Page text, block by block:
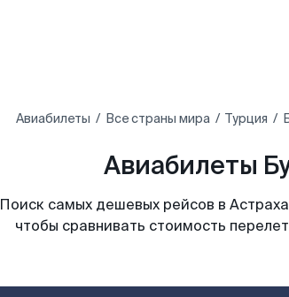
Авиабилеты Все страны мира Турция
Авиабилеты
Поиск самых дешевых рейсов в
чтобы сравнивать стоимость